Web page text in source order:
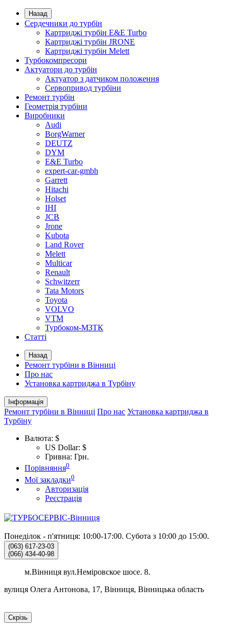
Назад
Сердечники до турбін
Картриджі турбін E&E Turbo
Картриджі турбін JRONE
Картриджі турбін Melett
Турбокомпресори
Актуатори до турбін
Актуатор з датчиком положення
Сервопривод турбіни
Ремонт турбін
Геометрія турбіни
Виробники
Audi
BorgWarner
DEUTZ
DYM
E&E Turbo
expert-car-gmbh
Garrett
Hitachi
Holset
IHI
JCB
Jrone
Kubota
Land Rover
Melett
Multicar
Renault
Schwitzerr
Tata Motors
Toyota
VOLVO
VTM
Турбоком-МЗТК
Статті
Назад
Ремонт турбіни в Вінниці
Про нас
Установка картриджа в Турбіну
Інформація
Ремонт турбіни в Вінниці Про нас Установка картриджа в
Турбіну
Валюта: $
US Dollar: $
Гривна: Грн.
Порівняння0
Мої закладки0
Авторизація
Реєстрація
Понеділок - п'ятниця: 10:00-17:00. Субота з 10:00 до 15:00.
(063) 617-23-03
(066) 434-40-98
м.Вінниця вул.Неміровское шосе. 8.
вулиця Олега Антонова, 17, Вінниця, Вінницька область
Скрізь